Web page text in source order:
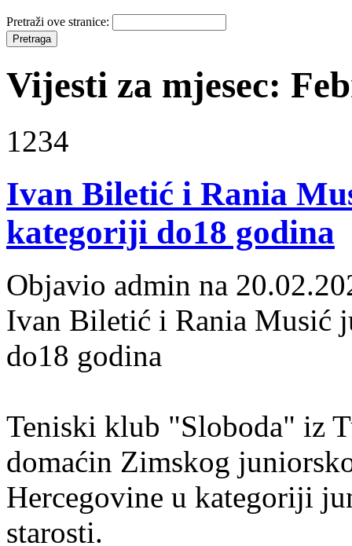
Pretraži ove stranice:
Vijesti za mjesec:
1234
Ivan Biletić i Rania
kategoriji do18 godina
Objavio admin na
Ivan Biletić i Rania Musić
do18 godina
Teniski klub "Sloboda" iz
domaćin Zimskog
Hercegovine u kategoriji
starosti.